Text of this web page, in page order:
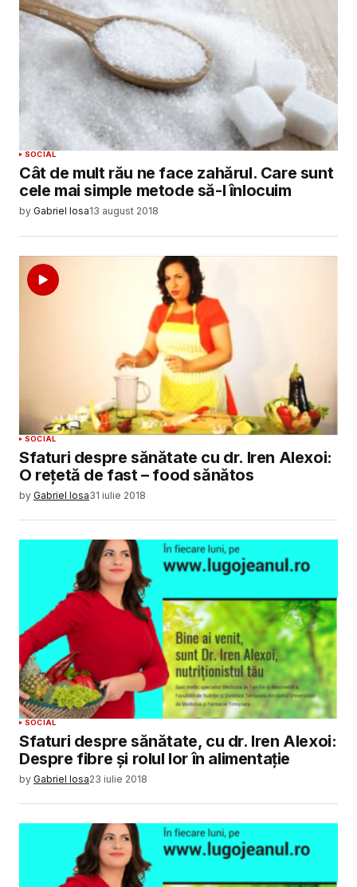
SOCIAL
Cât de mult rău ne face zahărul. Care sunt
cele mai simple metode să-l înlocuim
by Gabriel Iosa13 august 2018
SOCIAL
Sfaturi despre sănătate cu dr. Iren Alexoi:
O rețetă de fast – food sănătos
by Gabriel Iosa31 iulie 2018
SOCIAL
Sfaturi despre sănătate, cu dr. Iren Alexoi:
Despre fibre și rolul lor în alimentație​​
by Gabriel Iosa23 iulie 2018